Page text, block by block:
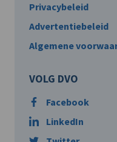
Privacybeleid
Advertentiebeleid
Algemene
VOLG DVO
Facebook
LinkedIn